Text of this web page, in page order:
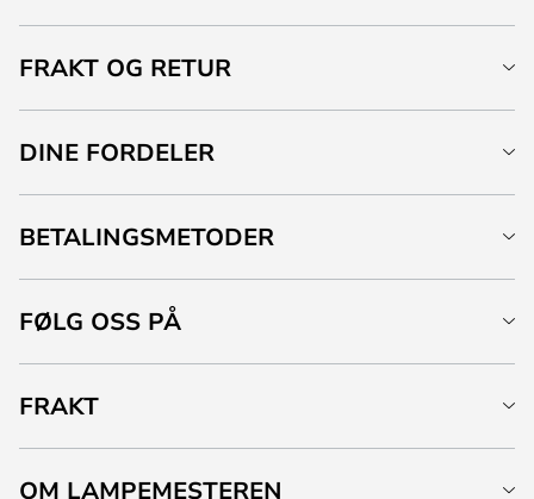
FRAKT OG RETUR
DINE FORDELER
BETALINGSMETODER
FØLG OSS PÅ
FRAKT
OM LAMPEMESTEREN